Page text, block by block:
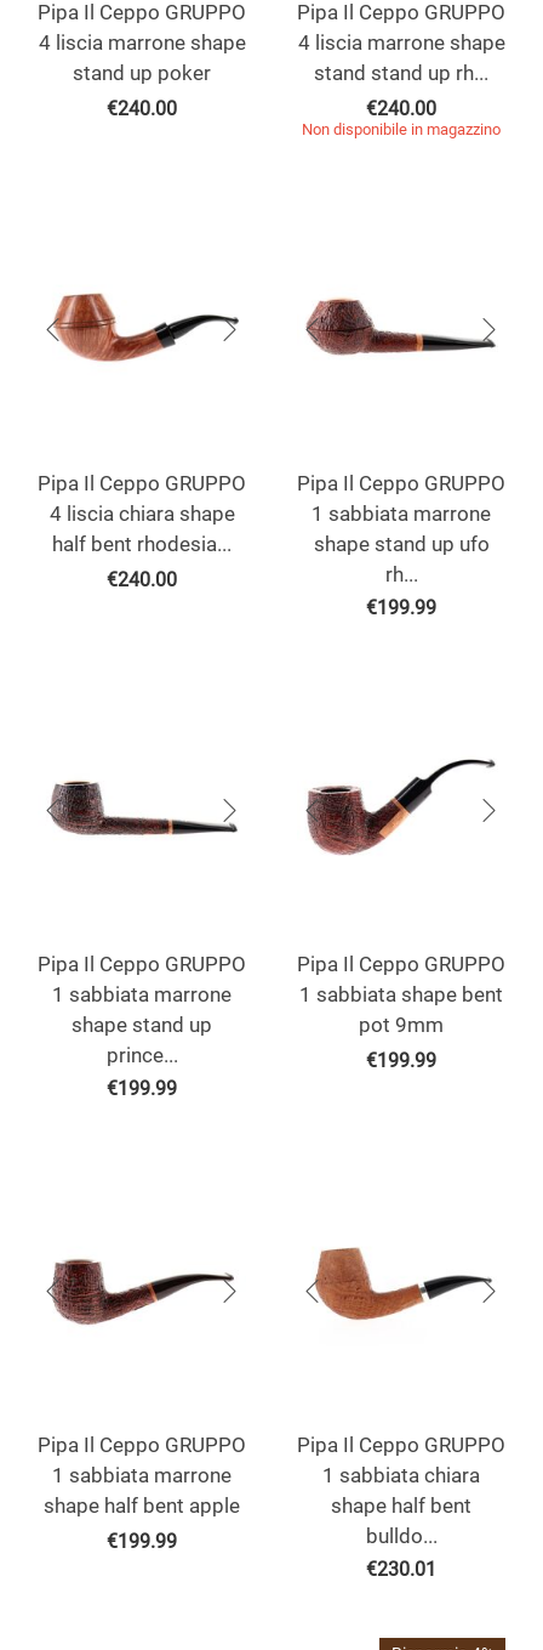
Pipa Il Ceppo GRUPPO
4 liscia marrone shape
stand up poker
€240.00
Pipa Il Ceppo GRUPPO
4 liscia marrone shape
stand stand up rh...
€240.00
Non disponibile in magazzino
Pipa Il Ceppo GRUPPO
4 liscia chiara shape
half bent rhodesia...
€240.00
Pipa Il Ceppo GRUPPO
1 sabbiata marrone
shape stand up ufo
rh...
€199.99
Pipa Il Ceppo GRUPPO
1 sabbiata marrone
shape stand up
prince...
€199.99
Pipa Il Ceppo GRUPPO
1 sabbiata shape bent
pot 9mm
€199.99
Pipa Il Ceppo GRUPPO
1 sabbiata marrone
shape half bent apple
€199.99
Pipa Il Ceppo GRUPPO
1 sabbiata chiara
shape half bent
bulldo...
€230.01